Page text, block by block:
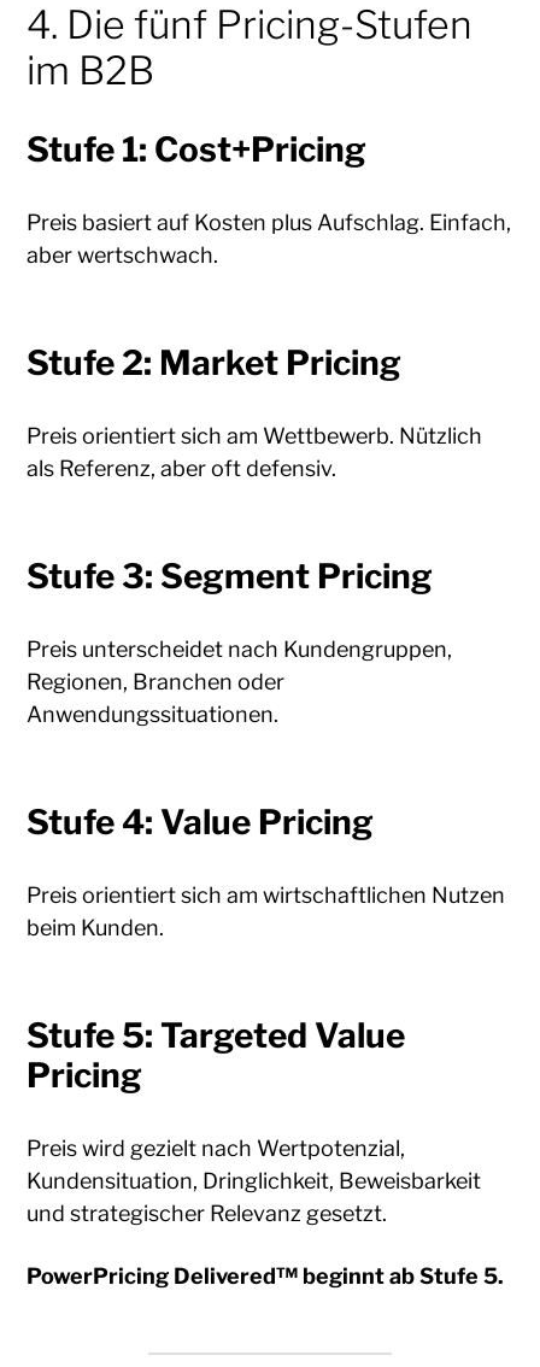
4. Die fünf Pricing-Stufen
im B2B
Stufe 1: Cost+Pricing
Preis basiert auf Kosten plus Aufschlag. Einfach,
aber wertschwach.
Stufe 2: Market Pricing
Preis orientiert sich am Wettbewerb. Nützlich
als Referenz, aber oft defensiv.
Stufe 3: Segment Pricing
Preis unterscheidet nach Kundengruppen,
Regionen, Branchen oder
Anwendungssituationen.
Stufe 4: Value Pricing
Preis orientiert sich am wirtschaftlichen Nutzen
beim Kunden.
Stufe 5: Targeted Value
Pricing
Preis wird gezielt nach Wertpotenzial,
Kundensituation, Dringlichkeit, Beweisbarkeit
und strategischer Relevanz gesetzt.
PowerPricing Delivered™ beginnt ab Stufe 5.